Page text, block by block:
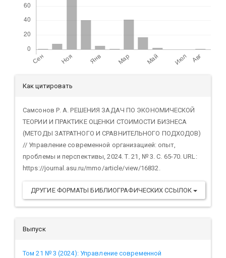
Детали
статьи
Как цитировать
Самсонов Р. А. РЕШЕНИЯ ЗАДАЧ ПО ЭКОНОМИЧЕСКОЙ
ТЕОРИИ И ПРАКТИКЕ ОЦЕНКИ СТОИМОСТИ БИЗНЕСА
(МЕТОДЫ ЗАТРАТНОГО И СРАВНИТЕЛЬНОГО ПОДХОДОВ)
// Управление современной организацией: опыт,
проблемы и перспективы, 2024. Т. 21, № 3. С. 65-70. URL:
https://journal.asu.ru/mmo/article/view/16832.
ДРУГИЕ ФОРМАТЫ БИБЛИОГРАФИЧЕСКИХ ССЫЛОК
Выпуск
Том 21 № 3 (2024): Управление современной